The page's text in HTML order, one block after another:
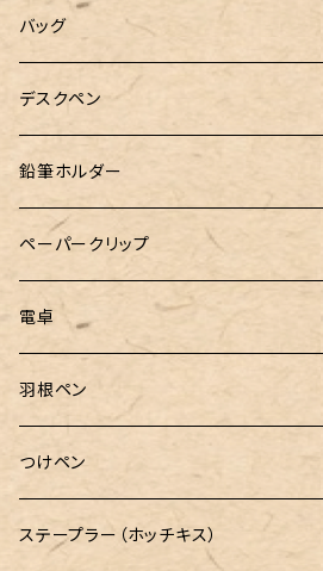
工房sokoharo（そこはろ）
バッグハンガー
バッグ
&Liebe(アンドリーベ)
デスクペン
24季 スタビライズドウッド
鉛筆ホルダー
LOGステーショナリー
ペーパークリップ
電卓
CASIO（カシオ）
羽根ペン
ボルトレッティ
ルビナート
つけペン
ボルトレッティ
ステープラー（ホッチキス）